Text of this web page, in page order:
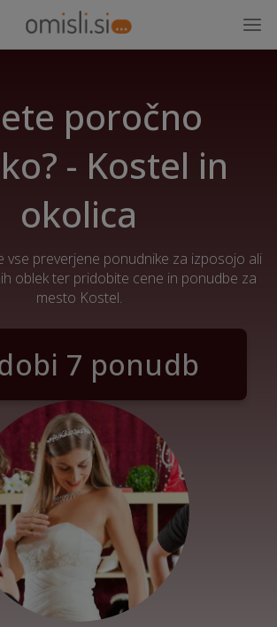
poročno
- Kostel in
okolica
vse preverjene ponudnike za izposojo ali
oblek ter pridobite cene in ponudbe za
mesto Kostel.
7 ponudb